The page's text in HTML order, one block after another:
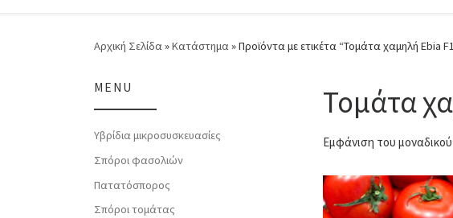
Αρχική Σελίδα »Κατάστημα »Προϊόντα με ετικέτα “Τομάτα χαμηλή Ebia
Τομάτα
Εμφάνιση του
MENU
Υβρίδια μικροσυσκευασίες
Σπόροι φασολιών
Πατατόσπορος
Σπόροι τομάτας